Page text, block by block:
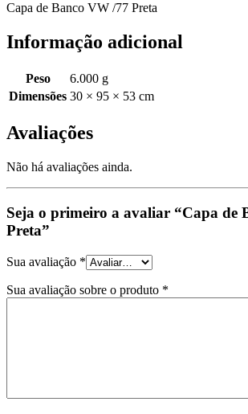
Capa de Banco VW /77 Preta
Informação adicional
Peso
6.000 g
Dimensões 30 × 95 × 53 cm
Avaliações
Não há avaliações ainda.
Seja o primeiro a avaliar “Capa de
Preta”
Sua avaliação *
Sua avaliação sobre o produto *